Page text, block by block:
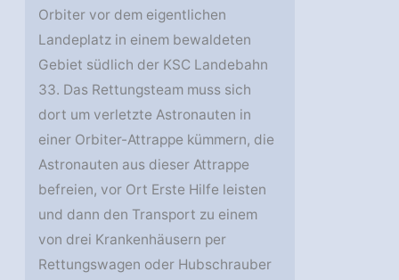
Orbiter vor dem eigentlichen
Landeplatz in einem bewaldeten
Gebiet südlich der KSC Landebahn
33. Das Rettungsteam muss sich
dort um verletzte Astronauten in
einer Orbiter-Attrappe kümmern, die
Astronauten aus dieser Attrappe
befreien, vor Ort Erste Hilfe leisten
und dann den Transport zu einem
von drei Krankenhäusern per
Rettungswagen oder Hubschrauber